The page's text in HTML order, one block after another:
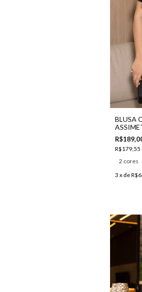
BLUSA
R$179,55
2 cores
3 x de